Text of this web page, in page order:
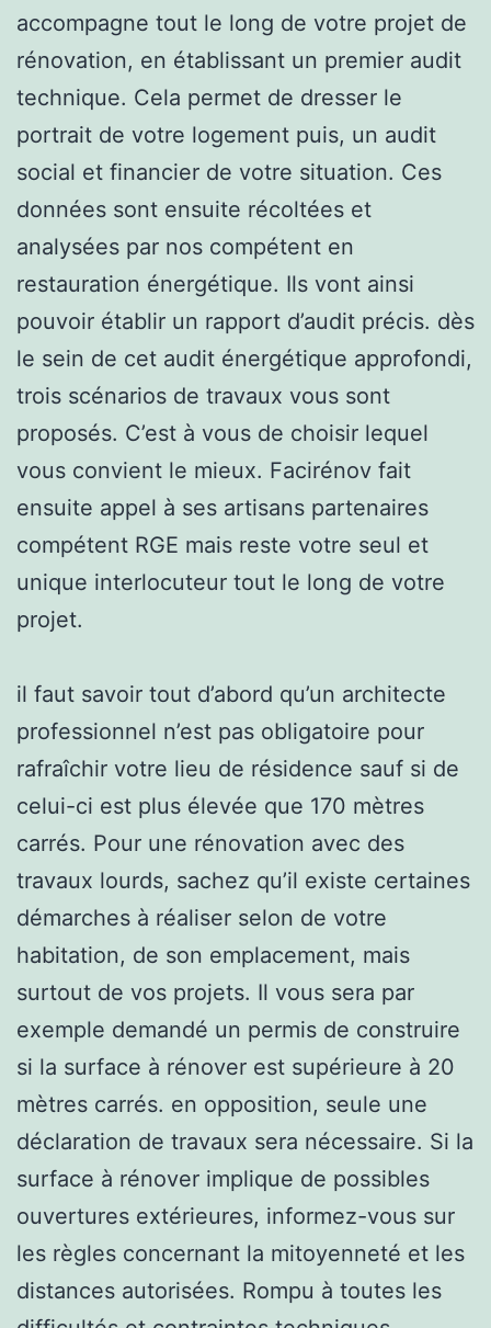
accompagne tout le long de votre projet de
rénovation, en établissant un premier audit
technique. Cela permet de dresser le
portrait de votre logement puis, un audit
social et financier de votre situation. Ces
données sont ensuite récoltées et
analysées par nos compétent en
restauration énergétique. Ils vont ainsi
pouvoir établir un rapport d’audit précis. dès
le sein de cet audit énergétique approfondi,
trois scénarios de travaux vous sont
proposés. C’est à vous de choisir lequel
vous convient le mieux. Facirénov fait
ensuite appel à ses artisans partenaires
compétent RGE mais reste votre seul et
unique interlocuteur tout le long de votre
projet.
il faut savoir tout d’abord qu’un architecte
professionnel n’est pas obligatoire pour
rafraîchir votre lieu de résidence sauf si de
celui-ci est plus élevée que 170 mètres
carrés. Pour une rénovation avec des
travaux lourds, sachez qu’il existe certaines
démarches à réaliser selon de votre
habitation, de son emplacement, mais
surtout de vos projets. Il vous sera par
exemple demandé un permis de construire
si la surface à rénover est supérieure à 20
mètres carrés. en opposition, seule une
déclaration de travaux sera nécessaire. Si la
surface à rénover implique de possibles
ouvertures extérieures, informez-vous sur
les règles concernant la mitoyenneté et les
distances autorisées. Rompu à toutes les